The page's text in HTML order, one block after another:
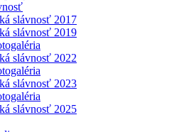
slávnosť 2017
slávnosť 2019
slávnosť 2022
slávnosť 2023
slávnosť 2025